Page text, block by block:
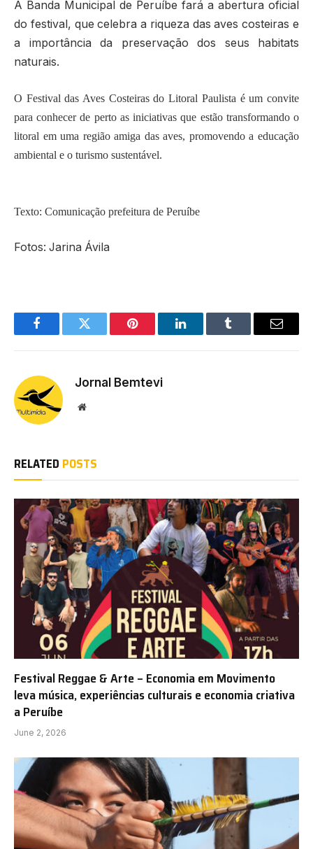
A Banda Municipal de Peruíbe fará a abertura oficial
do festival, que celebra a riqueza das aves costeiras e
a importância da preservação dos seus habitats
naturais.
O Festival das Aves Costeiras do Litoral Paulista é um convite
para conhecer de perto as iniciativas que estão transformando o
litoral em uma região amiga das aves, promovendo a educação
ambiental e o turismo sustentável.
Texto: Comunicação prefeitura de Peruíbe
Fotos: Jarina Ávila
FacebookTwitter Pinterest LinkedInTumblr Email
Jornal Bemtevi
Website
RELATED POSTS
Festival Reggae & Arte – Economia em Movimento
leva música, experiências culturais e economia criativa
a Peruíbe
June 2, 2026